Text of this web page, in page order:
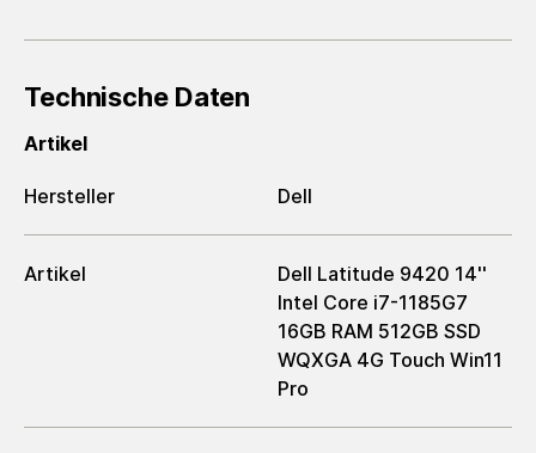
Technische Daten
Artikel
Hersteller Dell
Artikel
Dell Latitude 9420 14''
Intel Core i7-1185G7
16GB RAM 512GB SSD
WQXGA 4G Touch Win11
Pro